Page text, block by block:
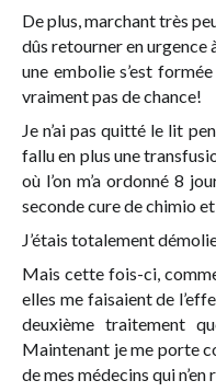
De plus, marchant très
dûs retourner en urgence
une embolie s’est formée
vraiment pas de chance!
Je n’ai pas quitté le lit
fallu en plus une
où l’on m’a ordonné 8
seconde cure de chimio
J’étais totalement
Mais cette fois-ci,
elles me faisaient de
deuxième traitement
Maintenant je me porte
de mes médecins qui n’en